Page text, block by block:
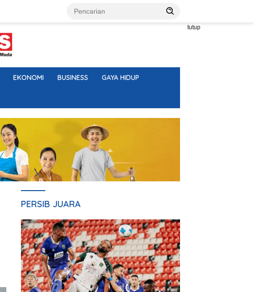
tutup
EKONOMI BUSINESS GAYA HIDUP
PERSIB JUARA